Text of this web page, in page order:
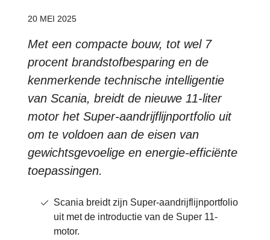
20 MEI 2025
Met een compacte bouw, tot wel 7
procent brandstofbesparing en de
kenmerkende technische intelligentie
van Scania, breidt de nieuwe 11-liter
motor het Super-aandrijflijnportfolio uit
om te voldoen aan de eisen van
gewichtsgevoelige en energie-efficiënte
toepassingen.
Scania breidt zijn Super-aandrijflijnportfolio
uit met de introductie van de Super 11-
motor.